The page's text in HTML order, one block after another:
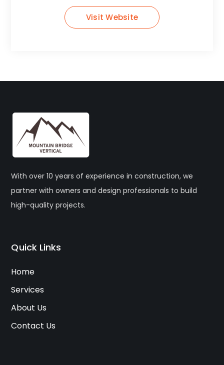
Visit Website
With over 10 years of experience in construction, we
partner with owners and design professionals to build
high-quality projects.
Quick Links
Home
Services
About Us
Contact Us